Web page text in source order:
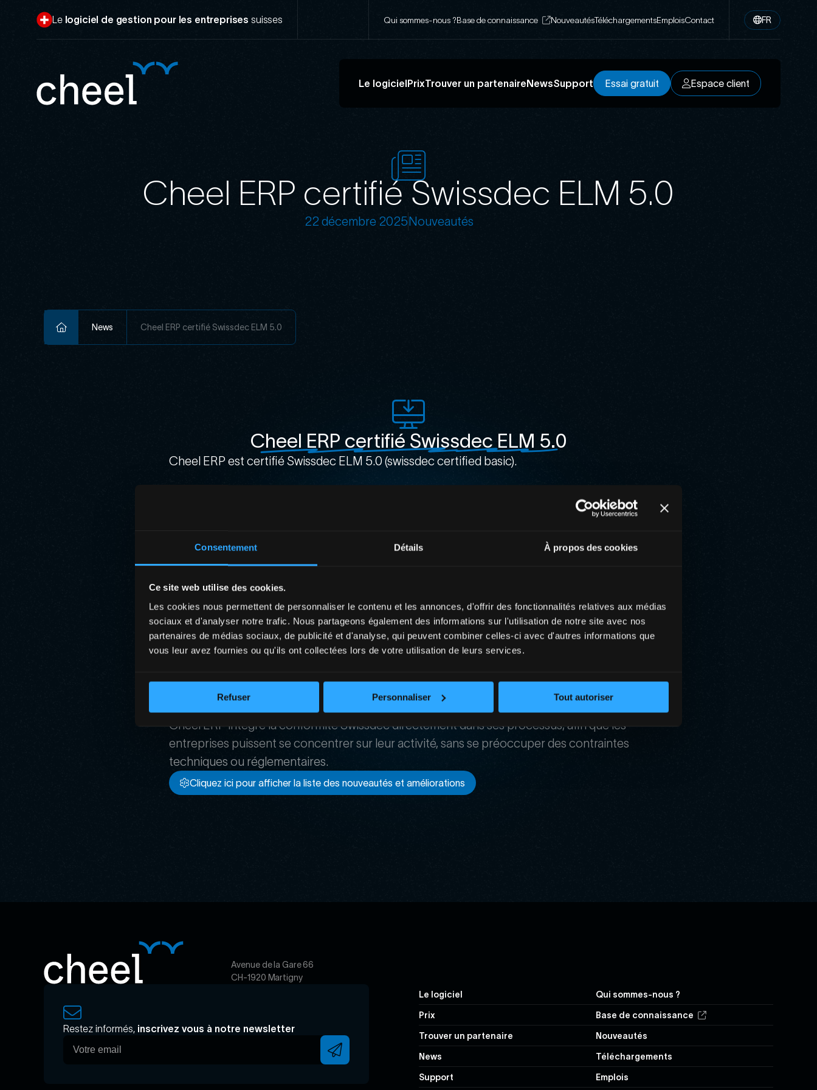
Consentement Détails À propos des cookies
Ce site web utilise des cookies.
Les cookies nous permettent de personnaliser le contenu et les annonces, d'offrir des fonctionnalités relatives aux médias
sociaux et d'analyser notre trafic. Nous partageons également des informations sur l'utilisation de notre site avec nos
partenaires de médias sociaux, de publicité et d'analyse, qui peuvent combiner celles-ci avec d'autres informations que
vous leur avez fournies ou qu'ils ont collectées lors de votre utilisation de leurs services.
Refuser Personnaliser Tout autoriser
contenu
principal
Le logiciel de gestion pour les entreprises suisses
secondaire
Qui sommes-nous ?Base de connaissance NouveautésTéléchargementsEmploisContact FR
Navigation
Le logicielPrixTrouver un partenaireNewsSupport Essai gratuit Espace client
Espace client
Cheel ERP certifié Swissdec ELM 5.0
22 décembre 2025 Nouveautés
News Cheel ERP certifié Swissdec ELM 5.0
Cheel ERP certifié Swissdec ELM 5.0
Cheel ERP est certifié Swissdec ELM 5.0 (swissdec certified basic).
Cette certification atteste de la conformité du logiciel aux exigences suisses en matière de
transmission salariale, de sécurité des données et de respect du cadre réglementaire
transmission salariale, de sécurité des données et de conformité réglementaire.
Pour les entreprises, cette certification apporte :
une reconnaissance officielle par les institutions suisses
une réduction du risque d’erreurs lors des transmissions salariales
une solution fiable pour une exploitation professionnelle continue
Cheel ERP intègre la conformité Swissdec directement dans ses processus, afin que les
entreprises puissent se concentrer sur leur activité, sans se préoccuper des contraintes
techniques ou réglementaires.
Cliquez ici pour afficher la liste des nouveautés et améliorations
Avenue de la Gare 66
CH-1920 Martigny
Restez informés, inscrivez vous à notre newsletter
Navigation
principale
Le logiciel
Prix
Trouver un partenaire
News
Support
Navigation
secondaire
Qui sommes-nous ?
Base de connaissance
Nouveautés
Téléchargements
Emplois